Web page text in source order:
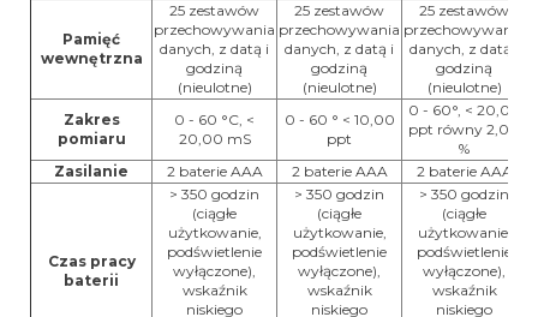
Pamięć
wewnętrzna
25 zestawów
przechowywania
danych, z datą i
godziną
(nieulotne)
25 zestawów
przechowywania
danych, z datą i
godziną
(nieulotne)
25 zestawów
przechowywania
danych, z datą i
godziną
(nieulotne)
Zakres
pomiaru
0 - 60 °C, <
20,00 mS
0 - 60 ° < 10,00
ppt
0 - 60°, < 20,00
ppt równy 2,00
%
Zasilanie
2 baterie AAA 2 baterie AAA 2 baterie AAA
Czas pracy
baterii
> 350 godzin
(ciągłe
użytkowanie,
podświetlenie
wyłączone),
wskaźnik
niskiego
> 350 godzin
(ciągłe
użytkowanie,
podświetlenie
wyłączone),
wskaźnik
niskiego
> 350 godzin
(ciągłe
użytkowanie,
podświetlenie
wyłączone),
wskaźnik
niskiego